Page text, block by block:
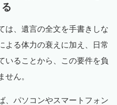
は、遺言の全文を手書きしな
よる体力の衰えに加え、日常
いることから、この要件を負
せん。
、パソコンやスマートフォン